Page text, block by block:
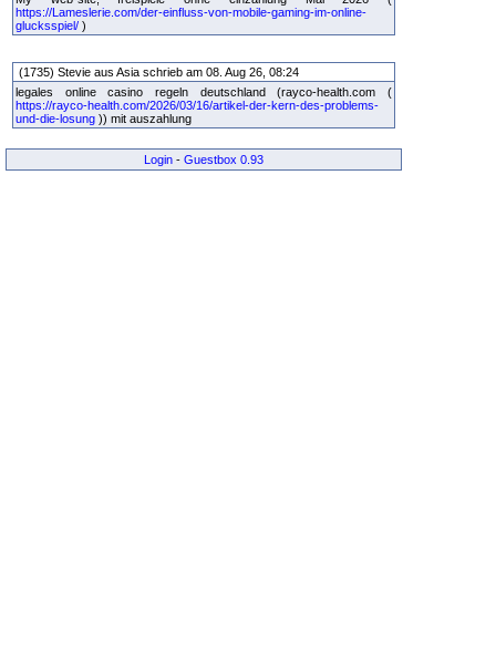
https://Lameslerie.com/der-einfluss-von-mobile-gaming-im-online-
glucksspiel/ )
(1735) Stevie aus Asia schrieb am 08. Aug 26, 08:24
legales online casino regeln deutschland (rayco-health.com (
https://rayco-health.com/2026/03/16/artikel-der-kern-des-problems-
und-die-losung )) mit auszahlung
Login - Guestbox 0.93